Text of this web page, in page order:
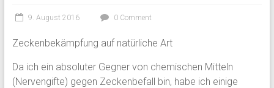
9. August 2016 0 Comment
Zeckenbekämpfung auf natürliche Art
Da ich ein absoluter Gegner von chemischen Mitteln
(Nervengifte) gegen Zeckenbefall bin, habe ich einige